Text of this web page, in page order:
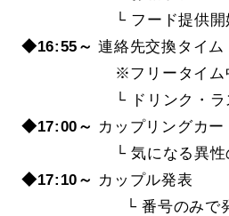
└ フード提供開
◆16:55～ 連絡先交換タイム
※フリータイム中
└ ドリンク・ラス
◆17:00～ カップリングカー
└ 気になる異性の
◆17:10～ カップル発表
└ 番号のみで発